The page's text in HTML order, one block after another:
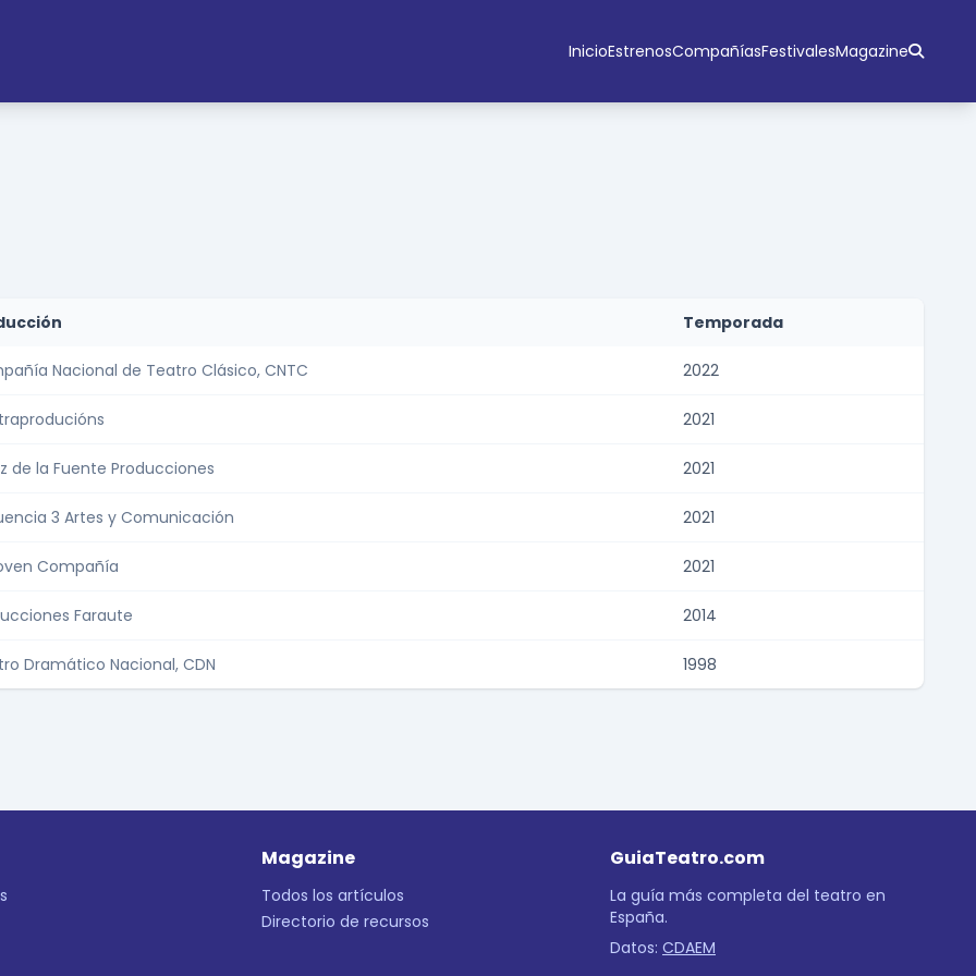
InicioEstrenosCompañíasFestivalesMagazine
Temporada
Nacional de Teatro Clásico, CNTC 2022
2021
de la Fuente Producciones 2021
3 Artes y Comunicación 2021
Compañía 2021
Faraute 2014
Dramático Nacional, CDN 1998
Magazine
Todos los artículos
Directorio de recursos
GuiaTeatro.com
La guía más completa del teatro en
España.
Datos: CDAEM